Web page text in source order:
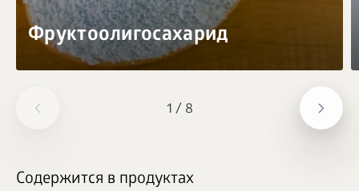
1 / 8
Фруктоолигосахарид
Содержится в продуктах